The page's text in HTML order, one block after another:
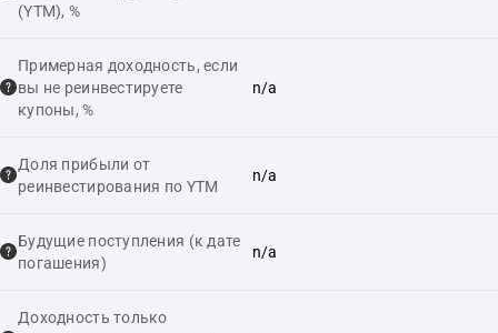
(YTM), %
Примерная доходность, если
вы не реинвестируете
купоны, %
n/a
Доля прибыли от
реинвестирования по YTM
n/a
Будущие поступления (к дате
погашения)
n/a
Доходность только